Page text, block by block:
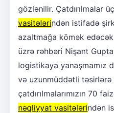
gözlənilir. Çatdırılmalar
vasitələrindən istifadə
azaltmağa kömək
üzrə rəhbəri Nişant
logistikaya yanaşmamız
və uzunmüddətli təsirlərə
çatdırılmalarımızın 70
nəqliyyat vasitələrindən